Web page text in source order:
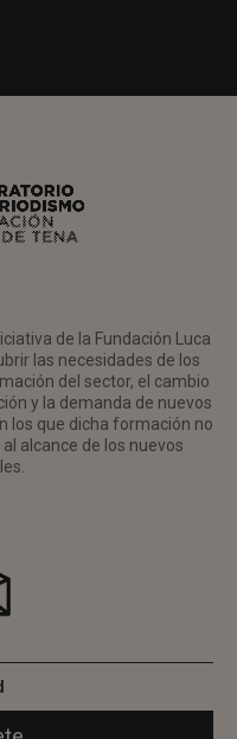
de la Fundación Luca
las necesidades de los
del sector, el cambio
y la demanda de nuevos
los que dicha formación no
alcance de los nuevos